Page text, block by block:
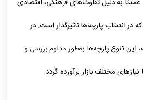
به دلیل تفاوت‌های فرهنگی، اقتصادی
انتخاب پارچه‌ها تاثیرگذار است. در
، این تنوع پارچه‌ها به‌طور مداوم بررسی و
مختلف بازار برآورده گردد.